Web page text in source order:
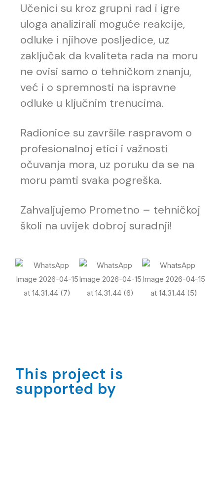
Učenici su kroz grupni rad i igre
uloga analizirali moguće reakcije,
odluke i njihove posljedice, uz
zaključak da kvaliteta rada na moru
ne ovisi samo o tehničkom znanju,
već i o spremnosti na ispravne
odluke u ključnim trenucima.
Radionice su završile raspravom o
profesionalnoj etici i važnosti
očuvanja mora, uz poruku da se na
moru pamti svaka pogreška.
Zahvaljujemo Prometno – tehničkoj
školi na uvijek dobroj suradnji!
This project is
supported by